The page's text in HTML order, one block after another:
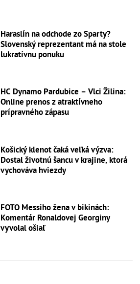
Haraslín na odchode zo Sparty?
Slovenský reprezentant má na stole
lukratívnu ponuku
HC Dynamo Pardubice – Vlci Žilina:
Online prenos z atraktívneho
prípravného zápasu
Košický klenot čaká veľká výzva:
Dostal životnú šancu v krajine, ktorá
vychováva hviezdy
FOTO Messiho žena v bikinách:
Komentár Ronaldovej Georginy
vyvolal ošiaľ